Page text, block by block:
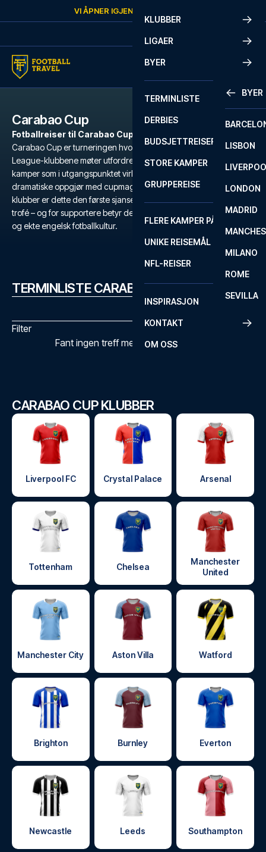
VI ÅPNER IGJEN
KLUBBER
LIGAER
BYER
BYER
LISBON
LONDON
MADRID
MILANO
ROME
SEVILLA
TERMINLISTE
DERBIES
BUDSJETTREISER
STORE KAMPER
GRUPPEREISE
FLERE KAMPER PÅ ÉN REISE
UNIKE REISEMÅL
NFL-REISER
INSPIRASJON
KONTAKT
OM OSS
Carabao Cup
Fotballreiser til Carabao Cup-kamper
Carabao Cup er turneringen hvor alt kan skje. Det er her Premier
League-klubbene møter utfordrere fra lavere divisjoner, og hvor
kamper som i utgangspunktet virker enkle, raskt kan utvikle seg til
dramatiske oppgjør med cupmagi og overraskelser. For mange
klubber er dette den første sjansen i sesongen til å sikre seg et
trofé – og for supportere betyr det spennende kamper, full innsats
og ekte engelsk fotballkultur.
TERMINLISTE CARABAO CUP
Filter
Fant ingen treff med de valgte filtrene
CARABAO CUP KLUBBER
Liverpool FC Crystal Palace Arsenal
Tottenham Chelsea
Manchester
United
Manchester City Aston Villa Watford
Brighton Burnley Everton
Newcastle Leeds Southampton